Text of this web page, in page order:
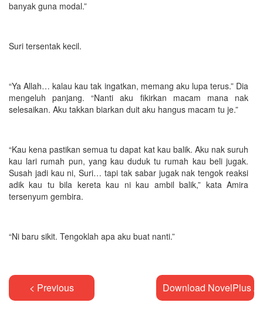
banyak guna modal.”
Suri tersentak kecil.
“Ya Allah… kalau kau tak ingatkan, memang aku lupa terus.” Dia
mengeluh panjang. “Nanti aku fikirkan macam mana nak
selesaikan. Aku takkan biarkan duit aku hangus macam tu je.”
“Kau kena pastikan semua tu dapat kat kau balik. Aku nak suruh
kau lari rumah pun, yang kau duduk tu rumah kau beli jugak.
Susah jadi kau ni, Suri… tapi tak sabar jugak nak tengok reaksi
adik kau tu bila kereta kau ni kau ambil balik,” kata Amira
tersenyum gembira.
“Ni baru sikit. Tengoklah apa aku buat nanti.”
< Previous Download NovelPlus